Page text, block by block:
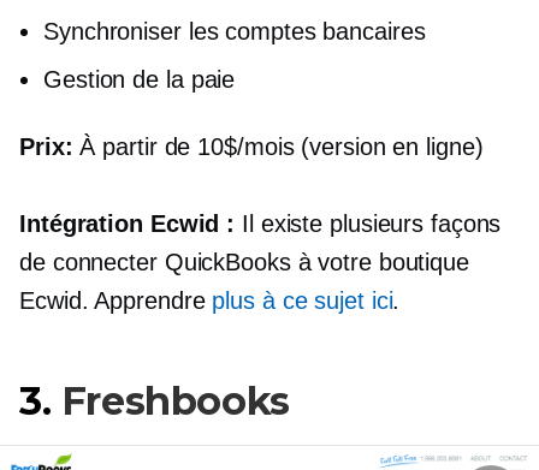
Synchroniser les comptes bancaires
Gestion de la paie
Prix:À partir de 10$/mois (version en ligne)
Intégration Ecwid : Il existe plusieurs façons
de connecter QuickBooks à votre boutique
Ecwid. Apprendre plus à ce sujet ici.
3. Freshbooks